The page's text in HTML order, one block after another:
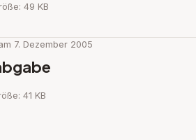
49 KB
7. Dezember 2005
41 KB